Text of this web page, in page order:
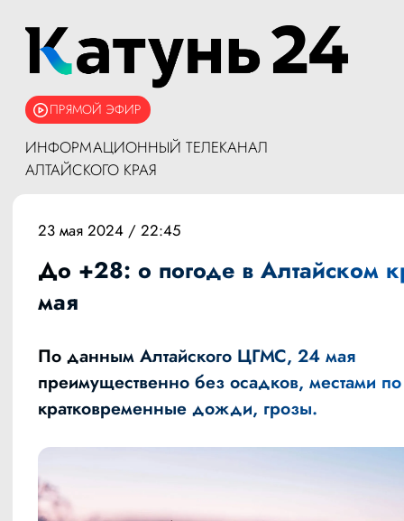
ПРЯМОЙ ЭФИР
ИНФОРМАЦИОННЫЙ ТЕЛЕКАНАЛ
АЛТАЙСКОГО КРАЯ
23 мая 2024 / 22:45
До +28: о погоде в Алтайском
мая
По данным Алтайского ЦГМС, 24 мая
преимущественно без осадков, местами
кратковременные дожди, грозы.